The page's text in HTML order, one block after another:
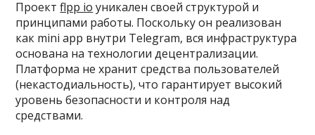
Проектflpp io уникален своей структурой и
принципами работы. Поскольку он реализован
как mini app внутри Telegram, вся инфраструктура
основана на технологии децентрализации.
Платформа не хранит средства пользователей
(некастодиальность), что гарантирует высокий
уровень безопасности и контроля над
средствами.